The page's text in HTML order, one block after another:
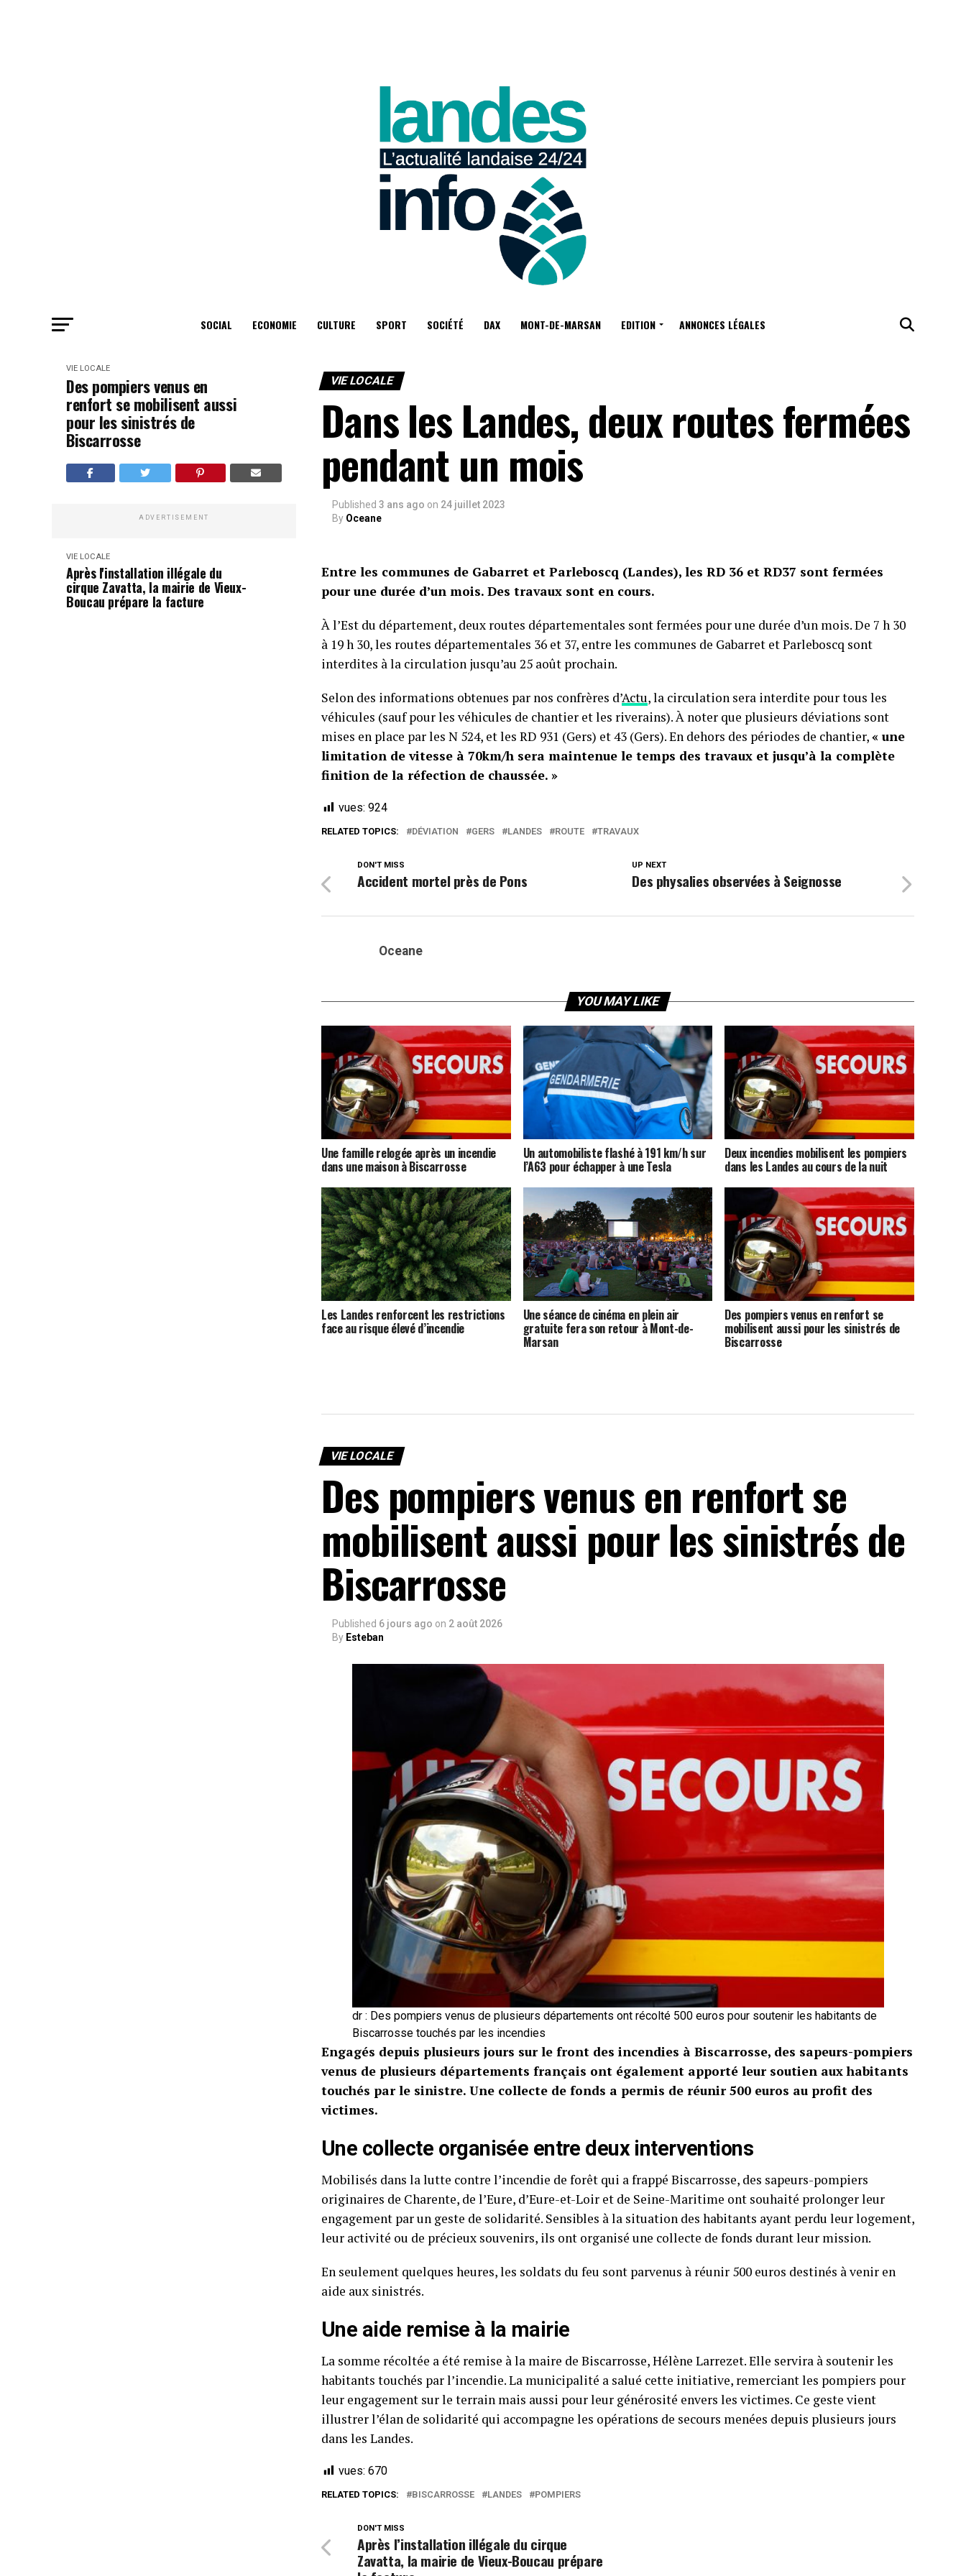
SOCIAL ECONOMIE CULTURE SPORT SOCIÉTÉ DAX MONT-DE-MARSAN EDITION ANNONCES LÉGALES
VIE LOCALE
Des pompiers venus en
renfort se mobilisent aussi
pour les sinistrés de
Biscarrosse
ADVERTISEMENT
VIE LOCALE
Après l'installation illégale du
cirque Zavatta, la mairie de Vieux-
Boucau prépare la facture
VIE LOCALE
Dans les Landes, deux routes fermées
pendant un mois
Published 3 ans ago on 24 juillet 2023
By Oceane
Entre les communes de Gabarret et Parleboscq (Landes), les RD 36 et RD37 sont fermées
pour une durée d’un mois. Des travaux sont en cours.
À l’Est du département, deux routes départementales sont fermées pour une durée d’un mois. De 7 h 30
à 19 h 30, les routes départementales 36 et 37, entre les communes de Gabarret et Parleboscq sont
interdites à la circulation jusqu’au 25 août prochain.
Selon des informations obtenues par nos confrères d’Actu, la circulation sera interdite pour tous les
véhicules (sauf pour les véhicules de chantier et les riverains). À noter que plusieurs déviations sont
mises en place par les N 524, et les RD 931 (Gers) et 43 (Gers). En dehors des périodes de chantier,« une
limitation de vitesse à 70km/h sera maintenue le temps des travaux et jusqu’à la complète
finition de la réfection de chaussée. »
vues: 924
RELATED TOPICS: DÉVIATION GERS LANDES ROUTE TRAVAUX
UP NEXT
Des physalies observées à Seignosse
DON'T MISS
Accident mortel près de Pons
Oceane
YOU MAY LIKE
Une famille relogée après un incendie
dans une maison à Biscarrosse
Un automobiliste flashé à 191 km/h sur
l’A63 pour échapper à une Tesla
Deux incendies mobilisent les pompiers
dans les Landes au cours de la nuit
Les Landes renforcent les restrictions
face au risque élevé d’incendie
Une séance de cinéma en plein air
gratuite fera son retour à Mont-de-
Marsan
Des pompiers venus en renfort se
mobilisent aussi pour les sinistrés de
Biscarrosse
VIE LOCALE
Des pompiers venus en renfort se
mobilisent aussi pour les sinistrés de
Biscarrosse
Published 6 jours ago on 2 août 2026
By Esteban
dr : Des pompiers venus de plusieurs départements ont récolté 500 euros pour soutenir les habitants de
Biscarrosse touchés par les incendies
Engagés depuis plusieurs jours sur le front des incendies à Biscarrosse, des sapeurs-pompiers
venus de plusieurs départements français ont également apporté leur soutien aux habitants
touchés par le sinistre. Une collecte de fonds a permis de réunir 500 euros au profit des
victimes.
Une collecte organisée entre deux interventions
Mobilisés dans la lutte contre l’incendie de forêt qui a frappé Biscarrosse, des sapeurs-pompiers
originaires de Charente, de l’Eure, d’Eure-et-Loir et de Seine-Maritime ont souhaité prolonger leur
engagement par un geste de solidarité. Sensibles à la situation des habitants ayant perdu leur logement,
leur activité ou de précieux souvenirs, ils ont organisé une collecte de fonds durant leur mission.
En seulement quelques heures, les soldats du feu sont parvenus à réunir 500 euros destinés à venir en
aide aux sinistrés.
Une aide remise à la mairie
La somme récoltée a été remise à la maire de Biscarrosse, Hélène Larrezet. Elle servira à soutenir les
habitants touchés par l’incendie. La municipalité a salué cette initiative, remerciant les pompiers pour
leur engagement sur le terrain mais aussi pour leur générosité envers les victimes. Ce geste vient
illustrer l’élan de solidarité qui accompagne les opérations de secours menées depuis plusieurs jours
dans les Landes.
vues: 670
RELATED TOPICS: BISCARROSSE LANDES POMPIERS
DON'T MISS
Après l’installation illégale du cirque
Zavatta, la mairie de Vieux-Boucau prépare